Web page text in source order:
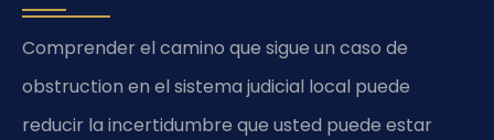
Comprender el camino que sigue un caso de
obstruction en el sistema judicial local puede
reducir la incertidumbre que usted puede estar